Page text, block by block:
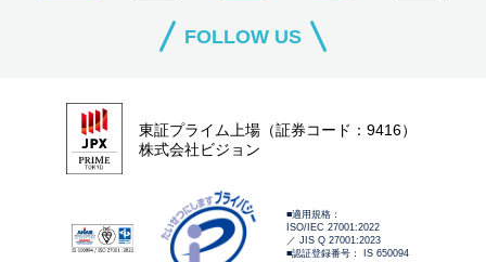
FOLLOW US
東証プライム上場（証券コード：9416）
株式会社ビジョン
■適用規格：
ISO/IEC 27001:2022
／ JIS Q 27001:2023
■認証登録番号： IS 650094